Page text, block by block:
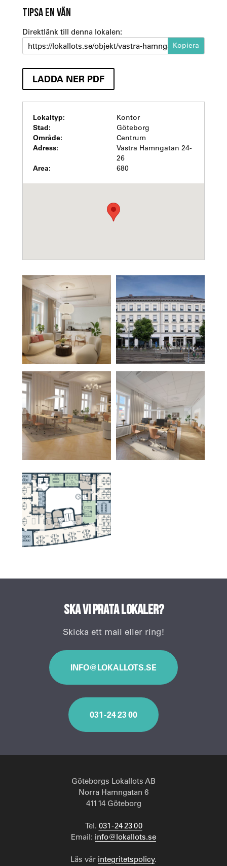
TIPSA EN VÄN
Direktlänk till denna lokalen:
https://lokallots.se/objekt/vastra-hamngatan-24-26
LADDA NER PDF
Lokaltyp: Kontor
Stad: Göteborg
Område: Centrum
Adress:
Västra Hamngatan 24-
26
Area: 680
Ska vi prata lokaler?
Skicka ett mail eller ring!
INFO@LOKALLOTS.SE
031 - 24 23 00
Göteborgs Lokallots AB
Norra Hamngatan 6
411 14 Göteborg
Tel. 031 - 24 23 00
Email: info@lokallots.se
Läs vår integritetspolicy.